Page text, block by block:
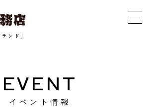
EVENT
イベント情報